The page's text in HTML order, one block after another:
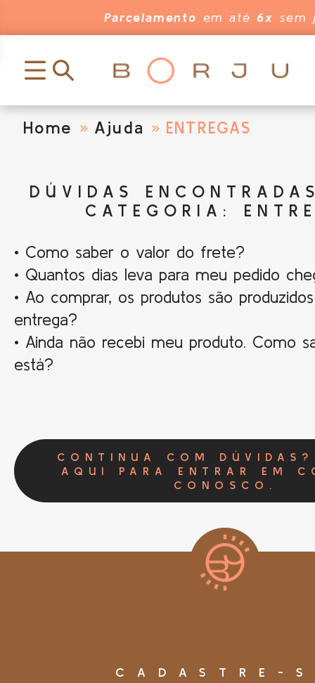
Parcelamento em até6x sem
Home Ajuda ENTREGAS
DÚVIDAS
CATEGORIA:
• Como saber o valor do frete?
• Quantos dias leva para meu pedido
• Ao comprar, os produtos são
entrega?
• Ainda não recebi meu produto. Como
está?
CONTINUA COM
AQUI PARA ENTRAR EM
CONOSCO.
CADASTRE-